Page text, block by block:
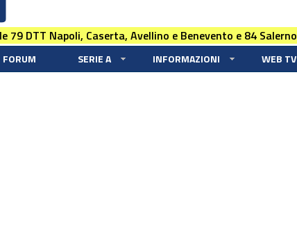
79 DTT Napoli, Caserta, Avellino e Benevento e 84 Salerno
FORUM SERIE A INFORMAZIONI WEB TV